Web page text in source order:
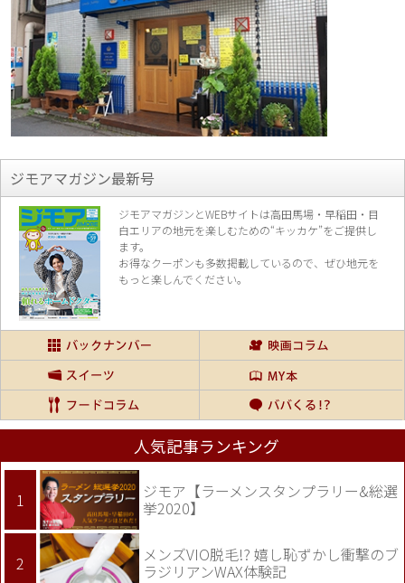
ジモアマガジン最新号
ジモアマガジンとWEBサイトは高田馬場・早稲田・目
白エリアの地元を楽しむための“キッカケ”をご提供し
ます。
お得なクーポンも多数掲載しているので、 ぜひ地元を
もっと楽しんでください。
人気記事ランキング
ジモア【ラーメンスタンプラリー&総選
挙2020】
メンズVIO脱毛!? 嬉し恥ずかし衝撃のブ
ラジリアンWAX体験記